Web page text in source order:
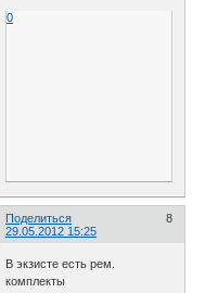
0
Поделиться
8
29.05.2012 15:25
В экзисте есть рем.
комплекты